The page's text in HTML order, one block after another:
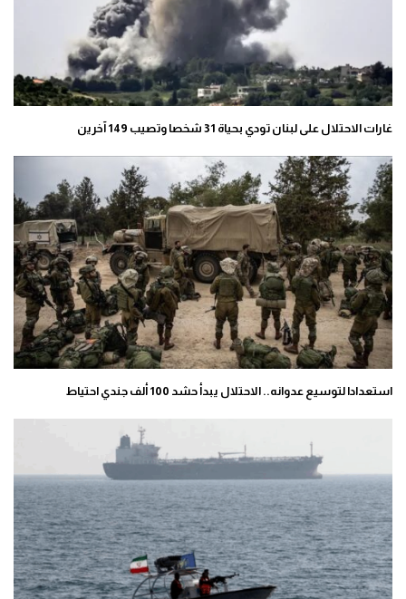
غارات الاحتلال على لبنان تودي بحياة 31 شخصا وتصيب 149 آخرين
استعدادا لتوسيع عدوانه.. الاحتلال يبدأ حشد 100 ألف جندي احتياط